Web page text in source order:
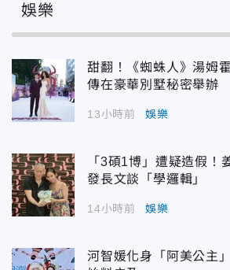
娛樂
甜翻！《蜘蛛人》湯姆
傳在豪華別墅秘密舉辦
13小時前 娛樂
「3碩1博」遭疑造假！
發長文談「學邏輯」
14小時前 娛樂
河智媛化身「阿美公主